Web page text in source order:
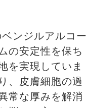
ンジルアルコ
の安定性を保ち
を実現していま
、皮膚細胞の過
常な厚みを解消